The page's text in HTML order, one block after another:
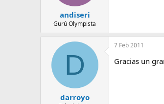
andiseri
Gurú Olympista
D
darroyo
7 Feb 2011
Gracias un